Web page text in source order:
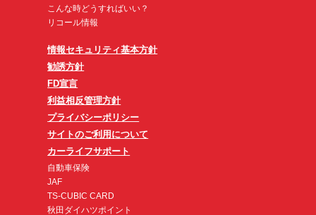
こんな時どうすればいい？
リコール情報
情報セキュリティ基本方針
勧誘方針
FD宣言
利益相反管理方針
プライバシーポリシー
サイトのご利用について
カーライフサポート
自動車保険
JAF
TS-CUBIC CARD
秋田ダイハツポイント